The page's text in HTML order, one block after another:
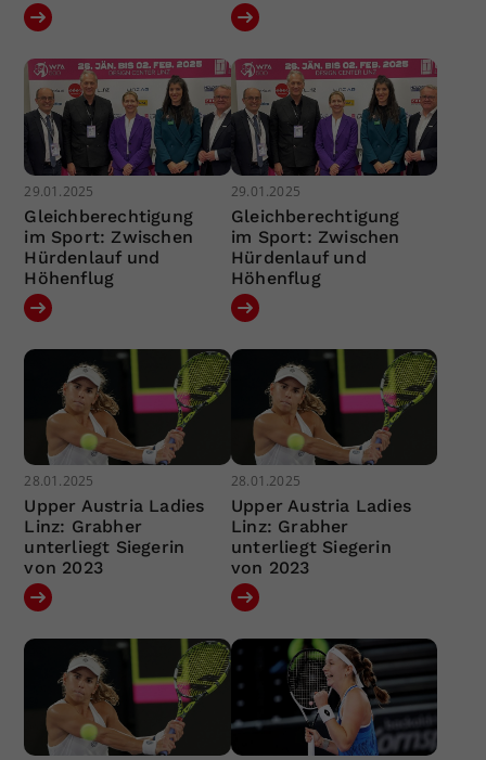
29.01.2025
Gleichberechtigung
im Sport: Zwischen
Hürdenlauf und
Höhenflug
29.01.2025
Gleichberechtigung
im Sport: Zwischen
Hürdenlauf und
Höhenflug
28.01.2025
Upper Austria Ladies
Linz: Grabher
unterliegt Siegerin
von 2023
28.01.2025
Upper Austria Ladies
Linz: Grabher
unterliegt Siegerin
von 2023